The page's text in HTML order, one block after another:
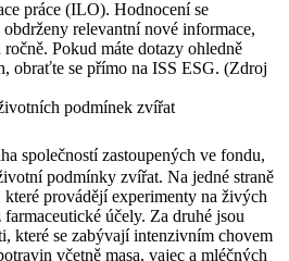
práce (ILO). Hodnocení se
relevantní nové informace,
Pokud máte dotazy ohledně
obraťte se přímo na ISS ESG. (Zdroj
podmínek zvířat
společností zastoupených ve fondu,
podmínky zvířat. Na jedné straně
které provádějí experimenty na živých
účely. Za druhé jsou
které se zabývají intenzivním chovem
včetně masa, vajec a mléčných